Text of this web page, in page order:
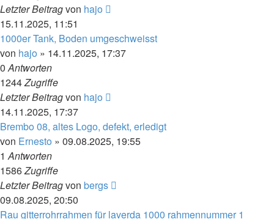
Letzter Beitragvon hajo
15.11.2025, 11:51
1000er Tank, Boden umgeschweisst
von hajo » 14.11.2025, 17:37
0Antworten
1244Zugriffe
Letzter Beitragvon hajo
14.11.2025, 17:37
Brembo 08, altes Logo, defekt, erledigt
von Ernesto » 09.08.2025, 19:55
1Antworten
1586Zugriffe
Letzter Beitragvon bergs
09.08.2025, 20:50
Rau gitterrohrrahmen für laverda 1000 rahmennummer 1